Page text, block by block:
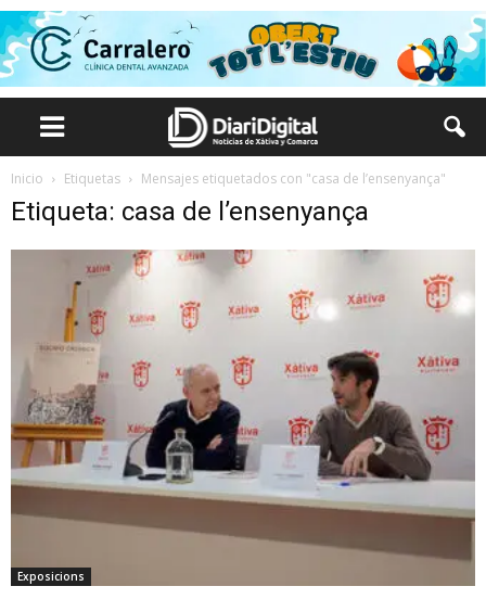
Inicio Etiquetas Mensajes etiquetados con "casa de l’ensenyança"
Etiqueta: casa de l’ensenyança
Exposicions